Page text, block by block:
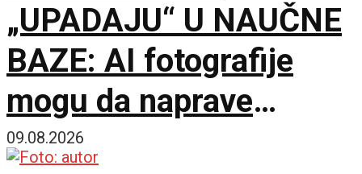
„UPADAJU“ U NAUČNE
BAZE: AI fotografije
mogu da naprave
problem mnogo veći od
09.08.2026